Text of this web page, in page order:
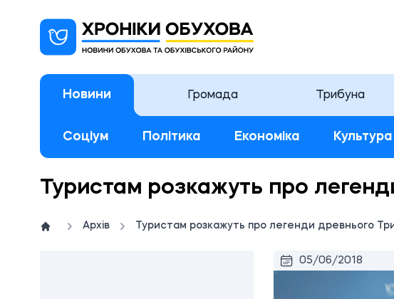
Новини Громада Трибуна
Соціум Політика Економіка Культура
Туристам розкажуть про
Архів Туристам розкажуть про легенди древнього
05/06/2018